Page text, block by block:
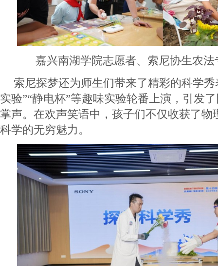
嘉兴南湖学院志愿者、索尼协生农
索尼探梦还为师生们带来了精彩的科学秀
实验”“静电杯”等趣味实验轮番上演，引发
掌声。在欢声笑语中，孩子们不仅收获了物
科学的无穷魅力。